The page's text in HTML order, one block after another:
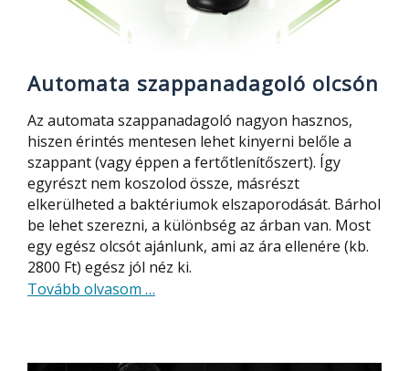
Automata szappanadagoló olcsón
Az automata szappanadagoló nagyon hasznos,
hiszen érintés mentesen lehet kinyerni belőle a
szappant (vagy éppen a fertőtlenítőszert). Így
egyrészt nem koszolod össze, másrészt
elkerülheted a baktériumok elszaporodását. Bárhol
be lehet szerezni, a különbség az árban van. Most
egy egész olcsót ajánlunk, ami az ára ellenére (kb.
2800 Ft) egész jól néz ki.
Tovább olvasom about
…